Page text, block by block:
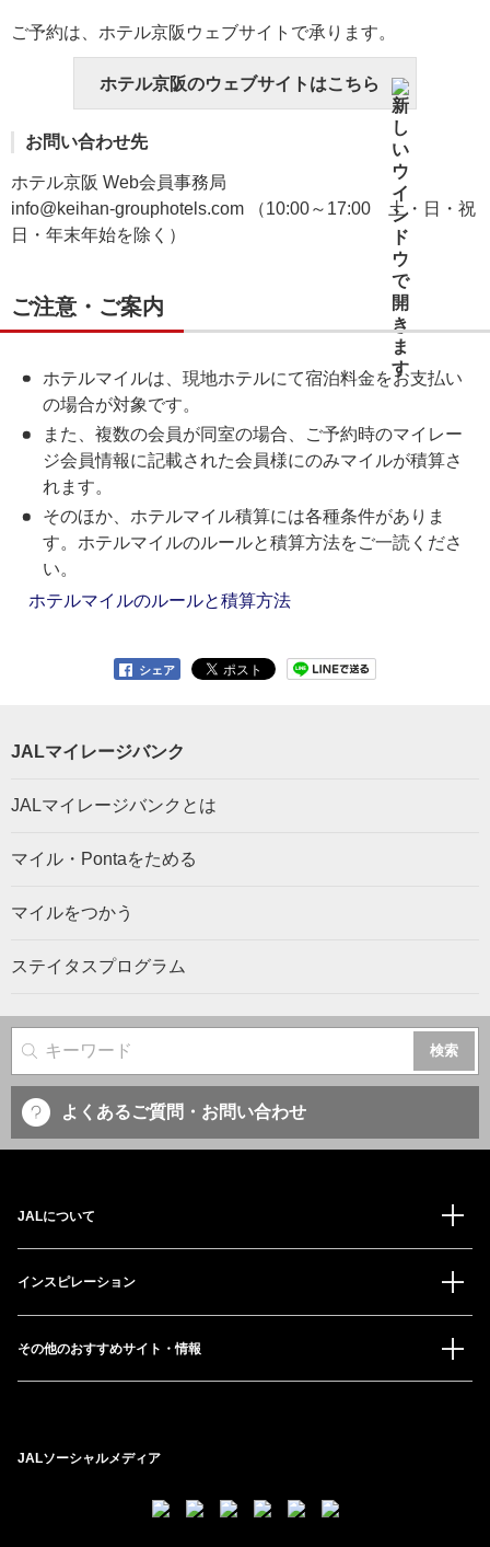
ご予約は、ホテル京阪ウェブサイトで承ります。
ホテル京阪のウェブサイトはこちら
お問い合わせ先
ホテル京阪 Web会員事務局
info@keihan-grouphotels.com （10:00～17:00 土・日・祝
日・年末年始を除く）
ご注意・ご案内
ホテルマイルは、現地ホテルにて宿泊料金をお支払い
の場合が対象です。
また、複数の会員が同室の場合、ご予約時のマイレー
ジ会員情報に記載された会員様にのみマイルが積算さ
れます。
そのほか、ホテルマイル積算には各種条件がありま
す。ホテルマイルのルールと積算方法をご一読くださ
い。
ホテルマイルのルールと積算方法
シェア
JALマイレージバンク
JALマイレージバンクとは
マイル・Pontaをためる
マイルをつかう
ステイタスプログラム
サイト内検索
よくあるご質問・お問い合わせ
JALについて
インスピレーション
その他のおすすめサイト・情報
JALソーシャルメディア